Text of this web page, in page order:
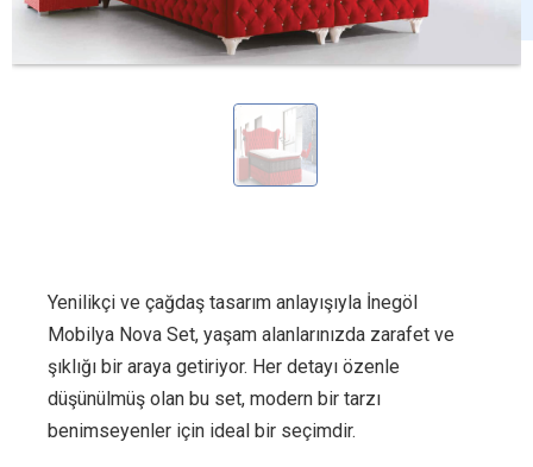
Yenilikçi ve çağdaş tasarım anlayışıyla İnegöl
Mobilya Nova Set, yaşam alanlarınızda zarafet ve
şıklığı bir araya getiriyor. Her detayı özenle
düşünülmüş olan bu set, modern bir tarzı
benimseyenler için ideal bir seçimdir.